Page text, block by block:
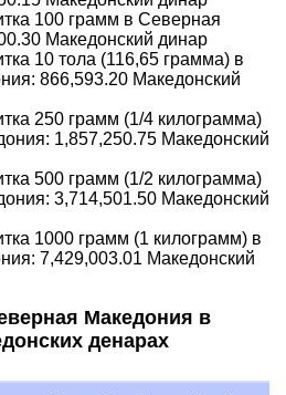
100 грамм в Северная
Македонский динар
10 тола (116,65 грамма) в
866,593.20 Македонский
250 грамм (1/4 килограмма)
1,857,250.75 Македонский
500 грамм (1/2 килограмма)
3,714,501.50 Македонский
1000 грамм (1 килограмм) в
7,429,003.01 Македонский
Македония в
денарах